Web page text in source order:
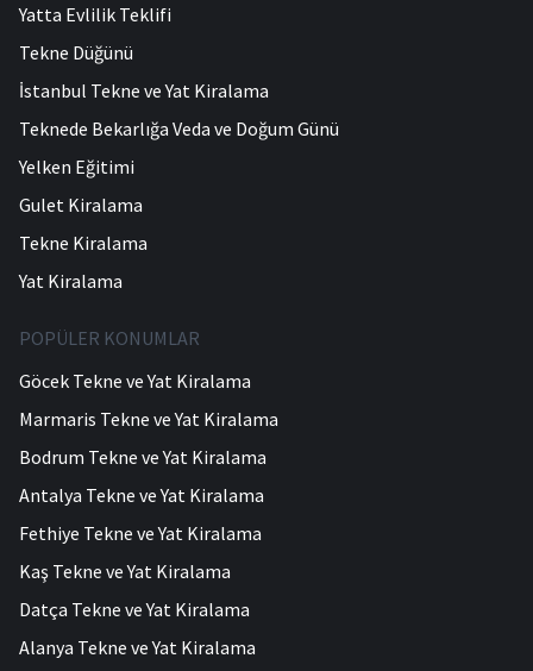
Yatta Evlilik Teklifi
Tekne Düğünü
İstanbul Tekne ve Yat Kiralama
Teknede Bekarlığa Veda ve Doğum Günü
Yelken Eğitimi
Gulet Kiralama
Tekne Kiralama
Yat Kiralama
POPÜLER KONUMLAR
Göcek Tekne ve Yat Kiralama
Marmaris Tekne ve Yat Kiralama
Bodrum Tekne ve Yat Kiralama
Antalya Tekne ve Yat Kiralama
Fethiye Tekne ve Yat Kiralama
Kaş Tekne ve Yat Kiralama
Datça Tekne ve Yat Kiralama
Alanya Tekne ve Yat Kiralama